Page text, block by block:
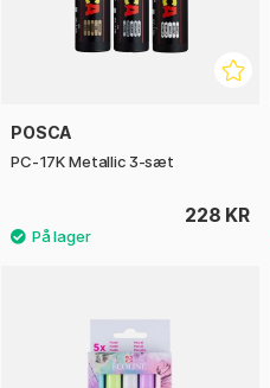
POSCA
PC-17K Metallic 3-sæt
228 KR